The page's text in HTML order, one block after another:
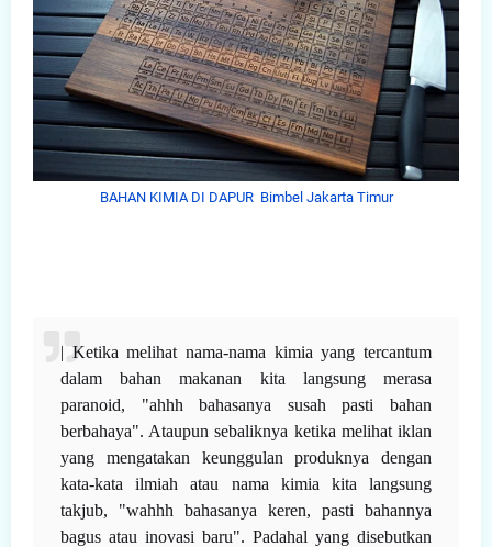
BAHAN KIMIA DI DAPUR Bimbel Jakarta Timur
| Ketika melihat nama-nama kimia yang tercantum
dalam bahan makanan kita langsung merasa
paranoid, "ahhh bahasanya susah pasti bahan
berbahaya". Ataupun sebaliknya ketika melihat iklan
yang mengatakan keunggulan produknya dengan
kata-kata ilmiah atau nama kimia kita langsung
takjub, "wahhh bahasanya keren, pasti bahannya
bagus atau inovasi baru". Padahal yang disebutkan